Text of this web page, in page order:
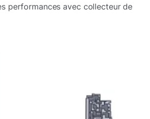
performances avec collecteur de